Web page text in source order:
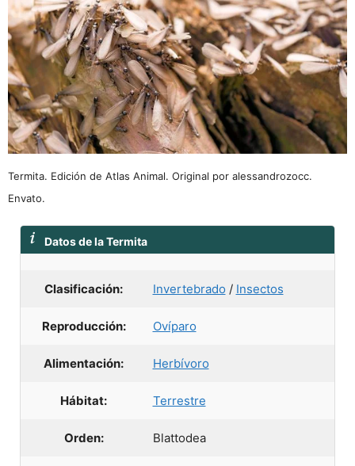
Termita. Edición de Atlas Animal. Original por alessandrozocc.
Envato.
Datos de la Termita
Clasificación: Invertebrado / Insectos
Reproducción: Ovíparo
Alimentación: Herbívoro
Hábitat: Terrestre
Orden: Blattodea